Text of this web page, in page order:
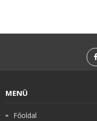
MENÜ
Főoldal